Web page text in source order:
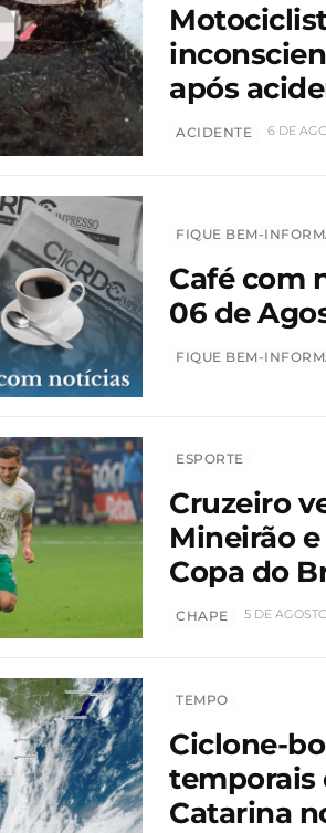
após
ACIDENTE 6 DE
FIQUE BEM-
Café com
06 de
FIQUE BEM-
ESPORTE
Cruzeiro
Mineirão
Copa do
CHAPE 5 DE
TEMPO
Ciclone-
temporais
Catarina